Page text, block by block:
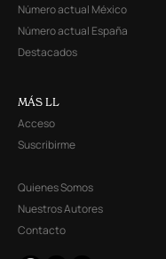
Número actual México
Número actual España
Destacados
MÁS LL
Acceso
Suscribirme
Quienes Somos
Nuestros Autores
Contacto